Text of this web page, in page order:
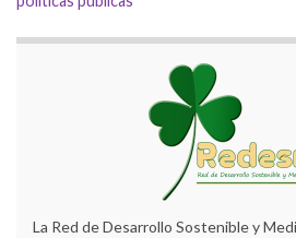
La Red de Desarrollo Sostenible y